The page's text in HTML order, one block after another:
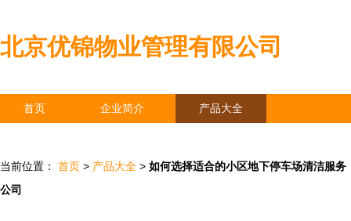
北京优锦物业管理有限公司
首页 企业简介 产品大全
当前位置： 首页 > 产品大全 > 如何选择适合的小区地下停车场清洁服务
公司